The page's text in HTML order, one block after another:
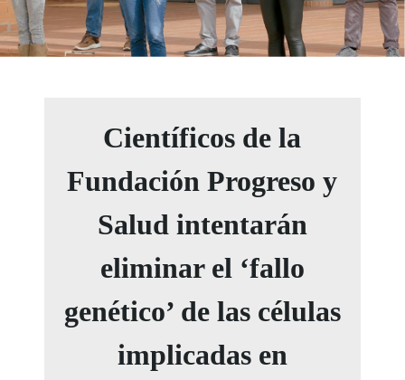
Científicos de la
Fundación Progreso y
Salud intentarán
eliminar el ‘fallo
genético’ de las células
implicadas en